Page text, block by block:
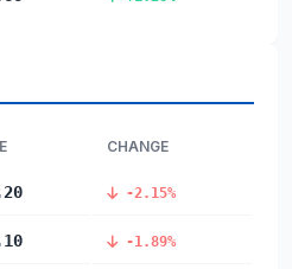
CHANGE
-2.15%
-1.89%